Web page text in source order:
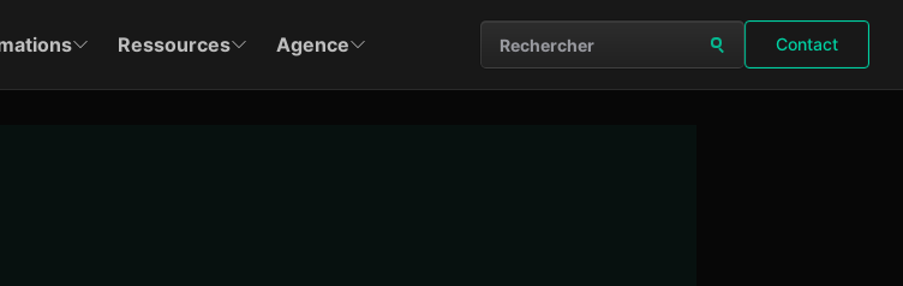
Ressources Agence
Rechercher sur le site
Contact